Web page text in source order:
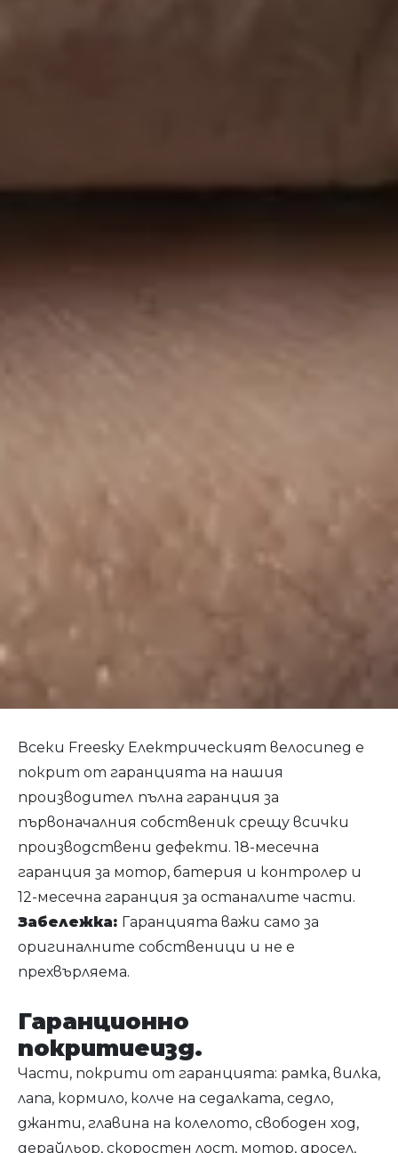
Всеки Freesky Електрическият велосипед е
покрит от гаранцията на нашия
производител пълна гаранция за
първоначалния собственик срещу всички
производствени дефекти. 18-месечна
гаранция за мотор, батерия и контролер и
12-месечна гаранция за останалите части.
Забележка: Гаранцията важи само за
оригиналните собственици и не е
прехвърляема.
Гаранционно
покритиеизд.
Части, покрити от гаранцията: рамка, вилка,
лапа, кормило, колче на седалката, седло,
джанти, главина на колелото, свободен ход,
дерайльор, скоростен лост, мотор, дросел,